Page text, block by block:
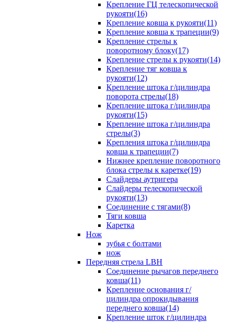
Крепление ГЦ телескопической
рукояти(16)
Крепление ковша к рукояти(11)
Крепление ковша к трапеции(9)
Крепление стрелы к
поворотному блоку(17)
Крепление стрелы к рукояти(14)
Крепление тяг ковша к
рукояти(12)
Крепление штока г/цилиндра
поворота стрелы(18)
Крепление штока г/цилиндра
рукояти(15)
Крепление штока г/цилиндра
стрелы(3)
Крепления штока г/цилиндра
ковша к трапеции(7)
Нижнее крепление поворотного
блока стрелы к каретке(19)
Слайдеры аутригера
Слайдеры телескопической
рукояти(13)
Соединение с тягами(8)
Тяги ковша
Каретка
Нож
зубья с болтами
нож
Передняя стрела LBH
Cоединение рычагов переднего
ковша(11)
Крепление основания г/
цилиндра опрокидывания
переднего ковша(14)
Крепление шток г/цилиндра